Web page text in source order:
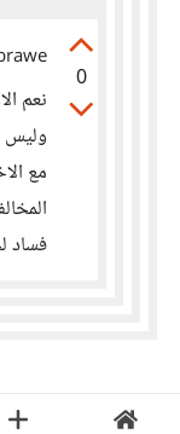
0
نعم
وليس
مع
فساد